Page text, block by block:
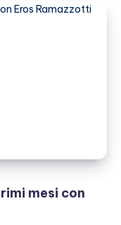
mesi con